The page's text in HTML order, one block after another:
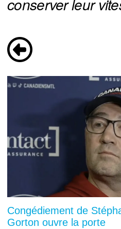
Congédiement de
Gorton ouvre la porte